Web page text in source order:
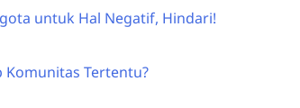
untuk Hal Negatif, Hindari!
Komunitas Tertentu?